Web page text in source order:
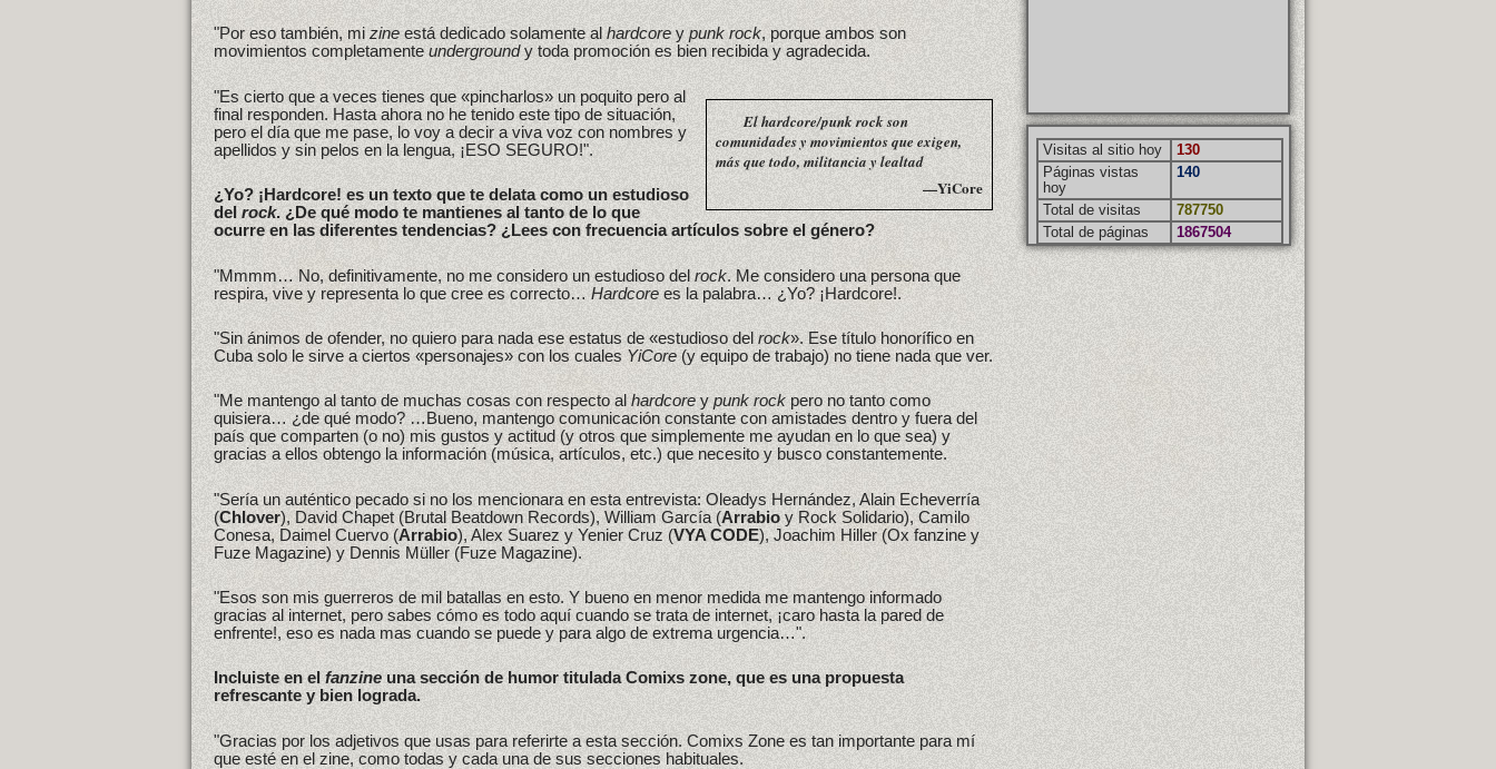
"Por eso también, mizineestá dedicado solamente alhardcore ypunk rock, porque ambos son
movimientos completamenteundergroundy toda promoción es bien recibida y agradecida.
El hardcore/punk rock son
comunidades y movimientos que exigen,
más que todo, militancia y lealtad
—YiCore
"Es cierto que a veces tienes que «pincharlos» un poquito pero al
final responden. Hasta ahora no he tenido este tipo de situación,
pero el día que me pase, lo voy a decir a viva voz con nombres y
apellidos y sin pelos en la lengua, ¡ESO SEGURO!".
¿Yo? ¡Hardcore! es un texto que te delata como un estudioso
delrock. ¿De qué modo te mantienes al tanto de lo que
ocurre en las diferentes tendencias? ¿Lees con frecuencia artículos sobre el género?
"Mmmm… No, definitivamente, no me considero un estudioso delrock. Me considero una persona que
respira, vive y representa lo que cree es correcto… Hardcore es la palabra… ¿Yo? ¡Hardcore!.
"Sin ánimos de ofender, no quiero para nada ese estatus de «estudioso delrock». Ese título honorífico en
Cuba solo le sirve a ciertos «personajes» con los cualesYiCore(y equipo de trabajo) no tiene nada que ver.
"Me mantengo al tanto de muchas cosas con respecto alhardcorey punk rockpero no tanto como
quisiera… ¿de qué modo? …Bueno, mantengo comunicación constante con amistades dentro y fuera del
país que comparten (o no) mis gustos y actitud (y otros que simplemente me ayudan en lo que sea) y
gracias a ellos obtengo la información (música, artículos, etc.) que necesito y busco constantemente.
"Sería un auténtico pecado si no los mencionara en esta entrevista: Oleadys Hernández, Alain Echeverría
(Chlover), David Chapet (Brutal Beatdown Records), William García (Arrabioy Rock Solidario), Camilo
Conesa, Daimel Cuervo (Arrabio), Alex Suarez y Yenier Cruz (VYA CODE), Joachim Hiller (Ox fanzine y
Fuze Magazine) y Dennis Müller (Fuze Magazine).
"Esos son mis guerreros de mil batallas en esto. Y bueno en menor medida me mantengo informado
gracias al internet, pero sabes cómo es todo aquí cuando se trata de internet, ¡caro hasta la pared de
enfrente!, eso es nada mas cuando se puede y para algo de extrema urgencia…".
Incluiste en elfanzineuna sección de humor titulada Comixs zone, que es una propuesta
refrescante y bien lograda.
"Gracias por los adjetivos que usas para referirte a esta sección. Comixs Zone es tan importante para mí
que esté en el zine, como todas y cada una de sus secciones habituales.
Visitas al sitio hoy
130
Páginas vistas
hoy
140
Total de visitas
787750
Total de páginas
1867504